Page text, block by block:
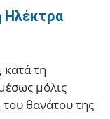
Ηλέκτρα
τη
μόλις
θανάτου της